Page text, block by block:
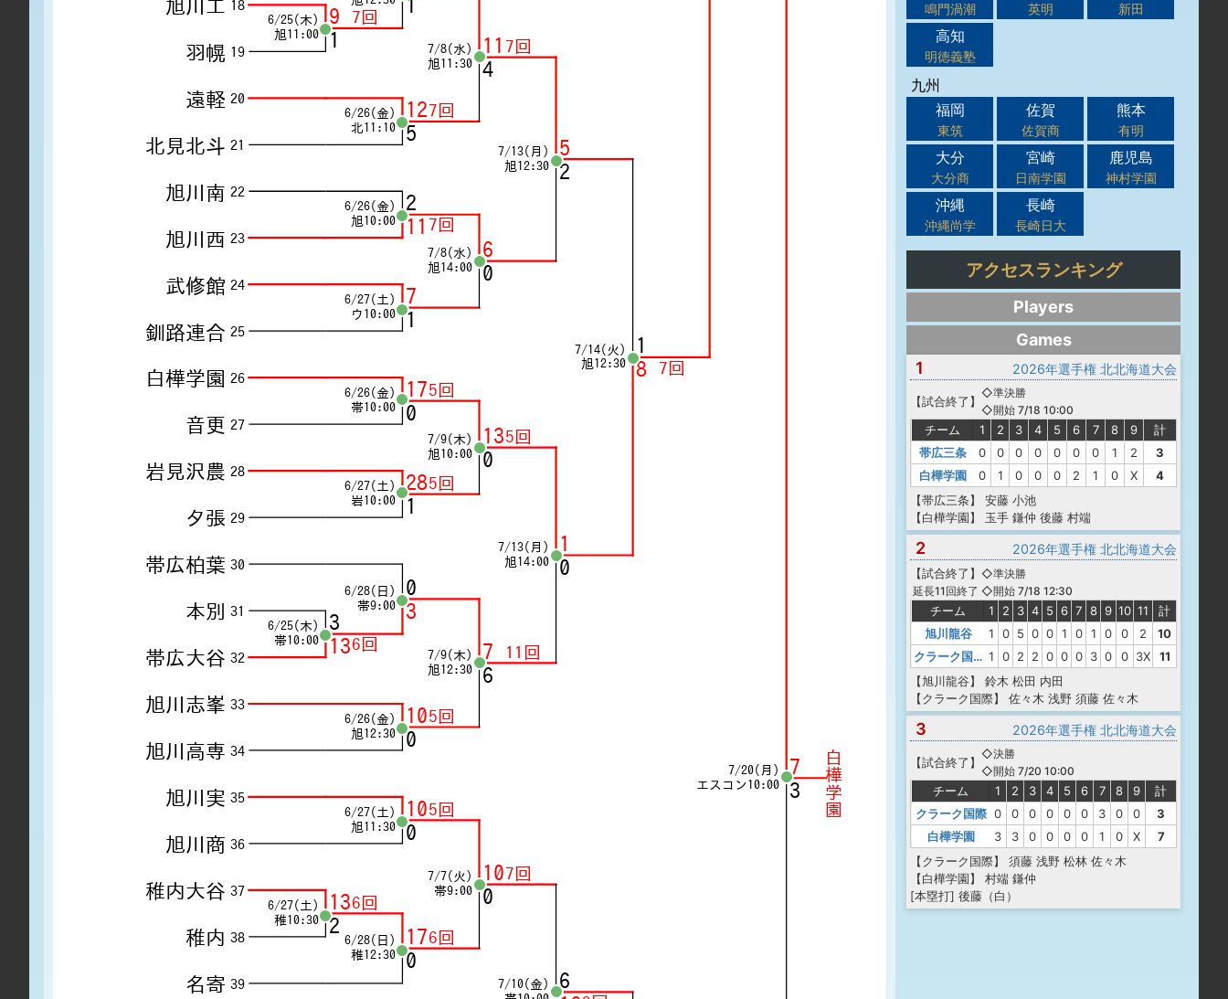
鳴門渦潮 英明 新田
高知
明徳義塾
九州
福岡
東筑
佐賀
佐賀商
熊本
有明
大分
大分商
宮崎
日南学園
鹿児島
神村学園
沖縄
沖縄尚学
長崎
長崎日大
アクセスランキング
Players
Games
1
2026年選手権 北北海道大会
【試合終了 】
◇準決勝
◇開始 7/18 10:00
チーム 1 2 3 4 5 6 7 8 9
計
帯広三条
0 0 0 0 0 0 0 1 2
3
白樺学園
0 1 0 0 0 2 1 0 X
4
【帯広三条】
安藤 小池
【白樺学園】
玉手 鎌仲 後藤 村端
2 2026年選手権 北北海道大会
【試合終了 】
延長11回終了
◇準決勝
◇開始 7/18 12:30
チーム 1 2 3 4 5 6 7 8 9 10 11
計
旭川龍谷
1 0 5 0 0 1 0 1 0 0 2
10
クラーク国際 1 0 2 2 0 0 0 3 0 0 3X
11
【旭川龍谷】
鈴木 松田 内田
【クラーク国際】
佐々木 浅野 須藤 佐々木
3 2026年選手権 北北海道大会
【試合終了 】
◇決勝
◇開始 7/20 10:00
チーム 1 2 3 4 5 6 7 8 9
計
クラーク国際 0 0 0 0 0 0 3 0 0
3
白樺学園
3 3 0 0 0 0 1 0 X
7
【クラーク国際】
須藤 浅野 松林 佐々木
【白樺学園】
村端 鎌仲
[本塁打] 後藤（白）